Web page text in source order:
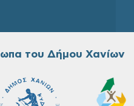
του Δήμου Χανίων